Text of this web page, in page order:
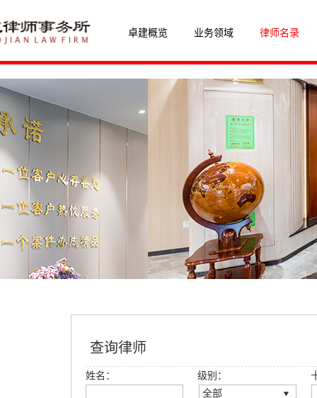
卓建概览 业务领域 律师名录
查询律师
姓名：
级别：
全部